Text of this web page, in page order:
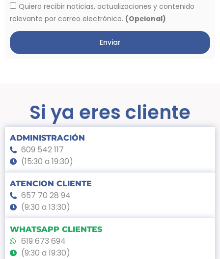
Quiero recibir noticias, actualizaciones y contenido
relevante por correo electrónico. (Opcional)
Enviar
Si ya eres cliente
ADMINISTRACIÓN
609 542 117
(15:30 a 19:30)
ATENCION CLIENTE
657 70 28 94
(9:30 a 13:30)
WHATSAPP CLIENTES
619 673 694
(9:30 a 19:30)